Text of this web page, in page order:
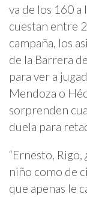
va de los 160 a
cuestan entre
campaña, los
de la Barrera
para ver a
Mendoza o
sorprenden
duela para
“Ernesto, Rigo,
niño como de
que apenas le